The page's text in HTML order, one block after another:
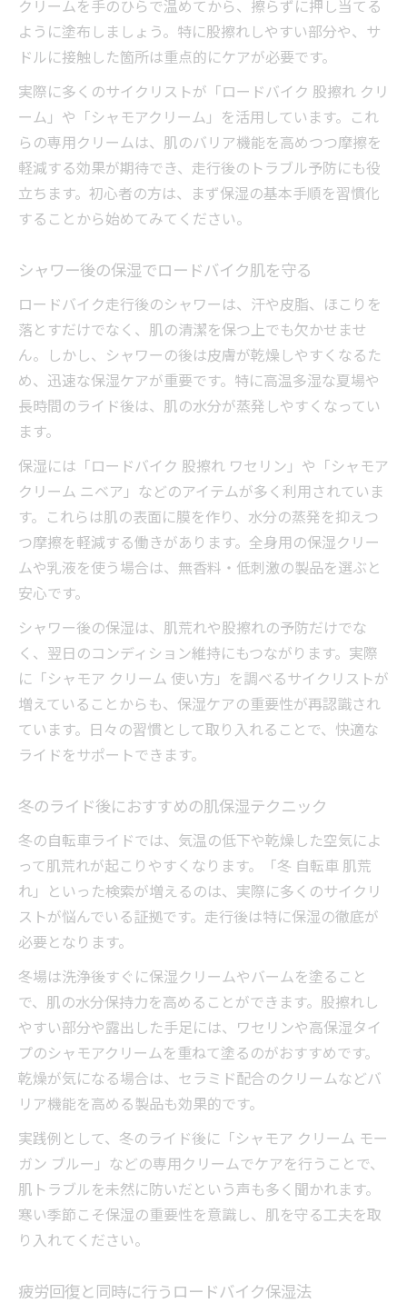
クリームを手のひらで温めてから、擦らずに押し当てる
ように塗布しましょう。特に股擦れしやすい部分や、サ
ドルに接触した箇所は重点的にケアが必要です。
実際に多くのサイクリストが「ロードバイク 股擦れ クリ
ーム」や「シャモアクリーム」を活用しています。これ
らの専用クリームは、肌のバリア機能を高めつつ摩擦を
軽減する効果が期待でき、走行後のトラブル予防にも役
立ちます。初心者の方は、まず保湿の基本手順を習慣化
することから始めてみてください。
シャワー後の保湿でロードバイク肌を守る
ロードバイク走行後のシャワーは、汗や皮脂、ほこりを
落とすだけでなく、肌の清潔を保つ上でも欠かせませ
ん。しかし、シャワーの後は皮膚が乾燥しやすくなるた
め、迅速な保湿ケアが重要です。特に高温多湿な夏場や
長時間のライド後は、肌の水分が蒸発しやすくなってい
ます。
保湿には「ロードバイク 股擦れ ワセリン」や「シャモア
クリーム ニベア」などのアイテムが多く利用されていま
す。これらは肌の表面に膜を作り、水分の蒸発を抑えつ
つ摩擦を軽減する働きがあります。全身用の保湿クリー
ムや乳液を使う場合は、無香料・低刺激の製品を選ぶと
安心です。
シャワー後の保湿は、肌荒れや股擦れの予防だけでな
く、翌日のコンディション維持にもつながります。実際
に「シャモア クリーム 使い方」を調べるサイクリストが
増えていることからも、保湿ケアの重要性が再認識され
ています。日々の習慣として取り入れることで、快適な
ライドをサポートできます。
冬のライド後におすすめの肌保湿テクニック
冬の自転車ライドでは、気温の低下や乾燥した空気によ
って肌荒れが起こりやすくなります。「冬 自転車 肌荒
れ」といった検索が増えるのは、実際に多くのサイクリ
ストが悩んでいる証拠です。走行後は特に保湿の徹底が
必要となります。
冬場は洗浄後すぐに保湿クリームやバームを塗ること
で、肌の水分保持力を高めることができます。股擦れし
やすい部分や露出した手足には、ワセリンや高保湿タイ
プのシャモアクリームを重ねて塗るのがおすすめです。
乾燥が気になる場合は、セラミド配合のクリームなどバ
リア機能を高める製品も効果的です。
実践例として、冬のライド後に「シャモア クリーム モー
ガン ブルー」などの専用クリームでケアを行うことで、
肌トラブルを未然に防いだという声も多く聞かれます。
寒い季節こそ保湿の重要性を意識し、肌を守る工夫を取
り入れてください。
疲労回復と同時に行うロードバイク保湿法